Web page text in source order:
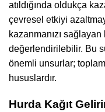
atıldığında oldukça
çevresel etkiyi
kazanmanızı
değerlendirilebilir. Bu
önemli unsurlar;
hususlardır.
Hurda Kağıt